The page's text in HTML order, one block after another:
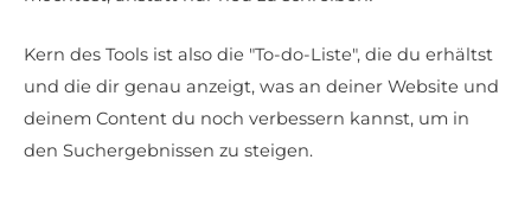
Kern des Tools ist also die "To-do-Liste", die du erhältst
und die dir genau anzeigt, was an deiner Website und
deinem Content du noch verbessern kannst, um in
den Suchergebnissen zu steigen.